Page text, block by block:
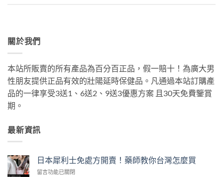
關於我們
本站所販賣的所有產品為百分百正品，假一賠十！為廣大男
性朋友提供正品有效的壯陽延時保健品。凡通過本站訂購產
品的一律享受3送1、6送2、9送3優惠方案 且30天免費鑒賞
期。
最新資訊
日本犀利士免處方開賣！藥師教你台灣怎麼買
在
留言功能已關閉